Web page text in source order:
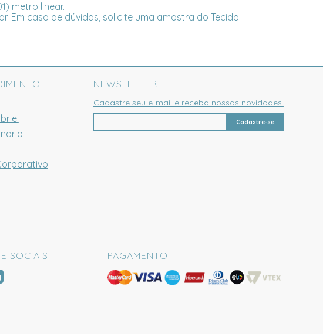
metro linear.
Em caso de dúvidas, solicite uma amostra do Tecido.
NEWSLETTER
Cadastre seu e-mail e receba nossas novidades.
Cadastre-se
SOCIAIS PAGAMENTO